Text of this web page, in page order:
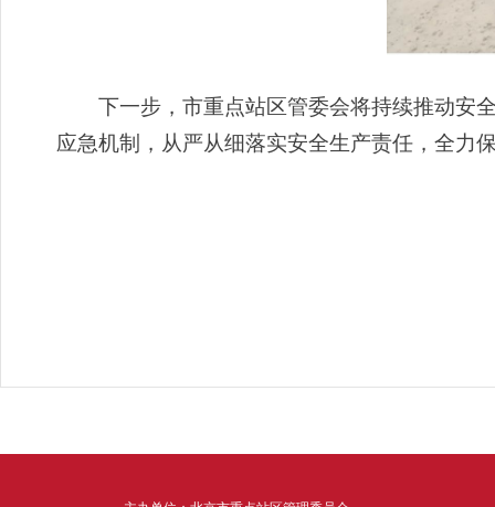
下一步，市重点站区管委会将持续推动安全
应急机制，从严从细落实安全生产责任，全力